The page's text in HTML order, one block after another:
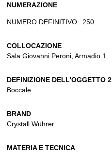
NUMERAZIONE
NUMERO DEFINITIVO: 250
COLLOCAZIONE
Sala Giovanni Peroni, Armadio 1
DEFINIZIONE DELL'OGGETTO 2
Boccale
BRAND
Crystall Wührer
MATERIA E TECNICA